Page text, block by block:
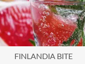
FINLANDIA BITE